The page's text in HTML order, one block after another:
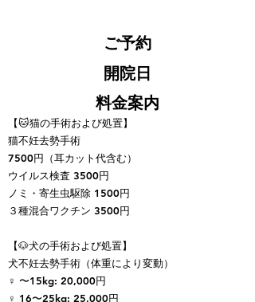
ご予約
開院日
料金案内
【🐱猫の手術および処置】
猫不妊去勢手術
7500円（耳カット代含む）
ウイルス検査 3500円
ノミ・寄生虫駆除 1500円
３種混合ワクチン 3500円
【🐶犬の手術および処置】
犬不妊去勢手術（体重により変動）
♀ 〜15kg: 20,000円
♀ 16〜25kg: 25,000円